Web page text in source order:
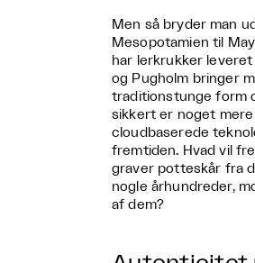
Men så bryder man
Mesopotamien til
har lerkrukker
og Pugholm bringer
traditionstunge form
sikkert er noget mere
cloudbaserede
fremtiden. Hvad vil
graver potteskår fra
nogle århundreder,
af dem?